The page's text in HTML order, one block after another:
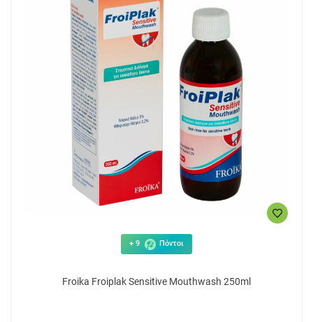
+ 9 Πόντοι
Froika Froiplak Sensitive Mouthwash 250ml